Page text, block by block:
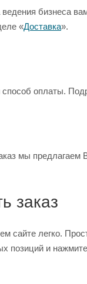
ведения бизнеса
«Доставка».
оплаты.
мы предлагаем
заказ
сайте легко.
позиций и